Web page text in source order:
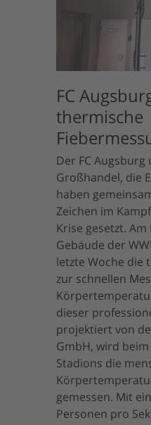
FC
thermische
Der FC
Großhandel, die
haben
Zeichen im
Krise gesetzt. Am
Gebäude der
letzte Woche die
zur schnellen
dieser
projektiert von
GmbH, wird
Stadions die
gemessen. Mit
Personen pro